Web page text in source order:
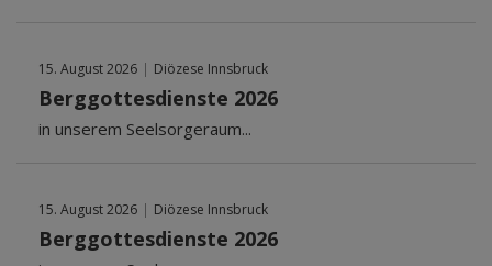
15. August 2026 | Diözese Innsbruck
Berggottesdienste 2026
in unserem Seelsorgeraum...
15. August 2026 | Diözese Innsbruck
Berggottesdienste 2026